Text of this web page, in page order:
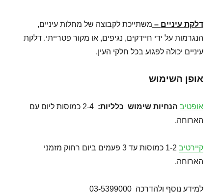
דלקת עיניים – משתייכת לקבוצה של מחלות עיניים,
הנגרמות על ידי חיידקים, נגיפים, או מקור פטרייתי. דלקת
עיניים יכולה לפגוע בכל חלקי העין.
אופן השימוש
אופטיב הנחיות שימוש כלליות:
2-4 כמוסות ליום עם
הארוחה.
קיירטיב
1-2 כמוסות עד 3 פעמים ביום רחוק מזמני
הארוחה.
למידע נוסף ולהדרכה 03-5399000